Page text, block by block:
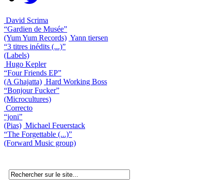
David Scrima
“Gardien de Musée”
(Yum Yum Records) Yann tiersen
“3 titres inédits (...)”
(Labels)
Hugo Kepler
“Four Friends EP”
(A Ghajatta) Hard Working Boss
“Bonjour Fucker”
(Microcultures)
Correcto
“joni”
(Pias) Michael Feuerstack
“The Forgettable (...)”
(Forward Music group)